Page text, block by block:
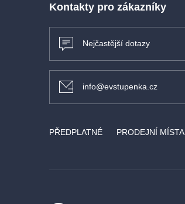
Kontakty pro zákazníky
Nejčastější dotazy
info@evstupenka.cz
PŘEDPLATNÉ PRODEJNÍ MÍSTA